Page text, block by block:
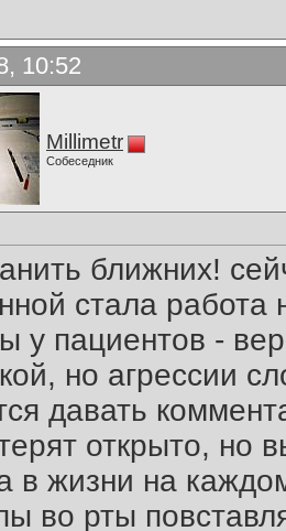
10:52
Millimetr
Собеседник
ближних!
стала работа
у пациентов -
но агрессии
давать
открыто, но
в жизни на
во рты